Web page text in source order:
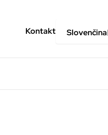
Kontakt